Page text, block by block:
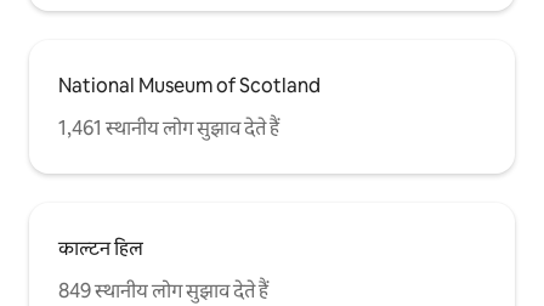
National Museum of Scotland
1,461 स्थानीय लोग सुझाव देते हैं
काल्टन हिल
849 स्थानीय लोग सुझाव देते हैं